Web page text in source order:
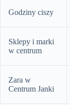
Godziny ciszy
Sklepy i marki
w centrum
Zara w
Centrum Janki